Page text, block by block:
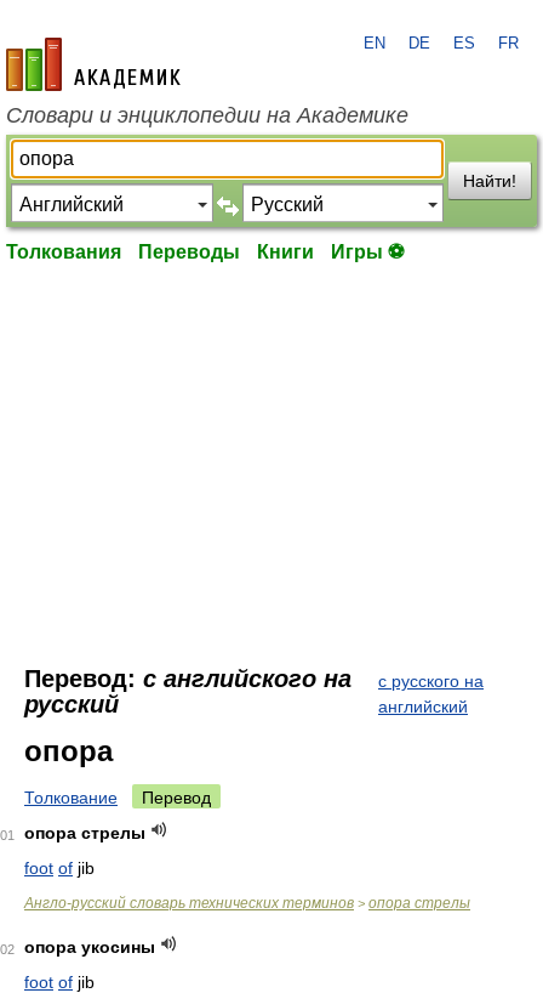
academic.ru
EN DE ES FR
Словари и энциклопедии на Академике
Найти!
Толкования Переводы Книги Игры ⚽
Перевод: с английского на
русский
с русского на
английский
опора
Толкование Перевод
опора стрелы
foot of jib
Англо-русский словарь технических терминов > опора стрелы
опора укосины
foot of jib